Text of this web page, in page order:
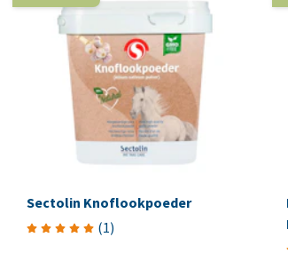
Sectolin Knoflookpoeder
(1)